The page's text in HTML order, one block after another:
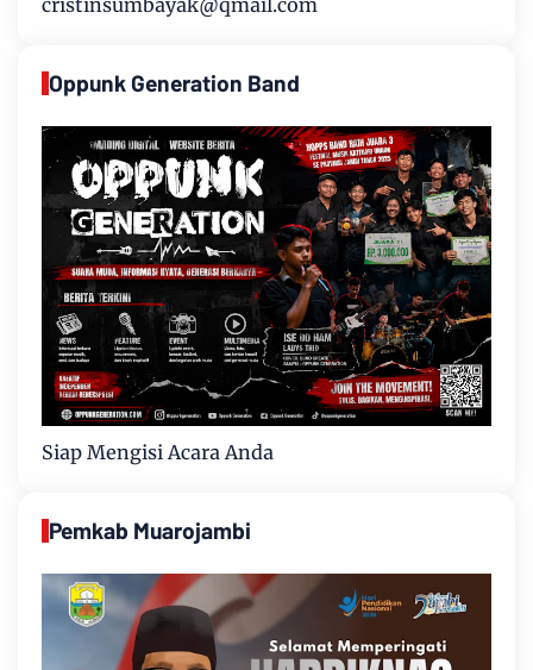
cristinsumbayak@qmail.com
Oppunk Generation Band
Siap Mengisi Acara Anda
Pemkab Muarojambi